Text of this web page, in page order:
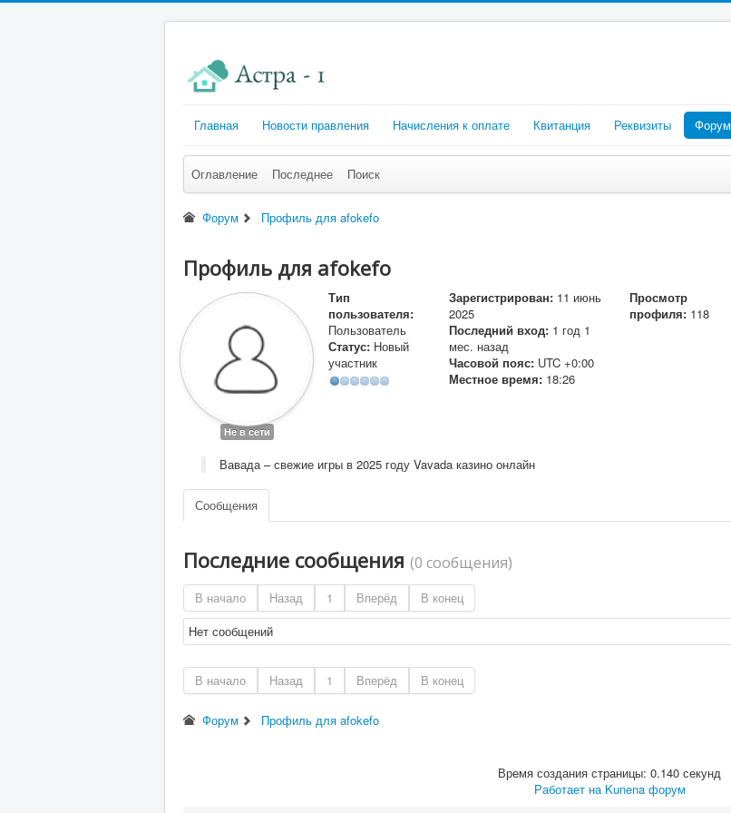
Главная Новости правления Начисления к оплате Квитанция Реквизиты Форум
Оглавление Последнее Поиск
Форум Профиль для afokefo
Профиль для afokefo
Не в сети
Тип
пользователя:
Пользователь
Статус: Новый
участник
Зарегистрирован: 11 июнь
2025
Последний вход: 1 год 1
мес. назад
Часовой пояс: UTC +0:00
Местное время: 18:26
Просмотр
профиля: 118
Вавада – свежие игры в 2025 году Vavada казино онлайн
Сообщения
Последние сообщения (0 сообщения)
В начало Назад 1 Вперёд
В конец
Нет сообщений
В начало Назад 1 Вперёд В конец
Форум Профиль для afokefo
Время создания страницы: 0.140 секунд
Работает на Kunena форум